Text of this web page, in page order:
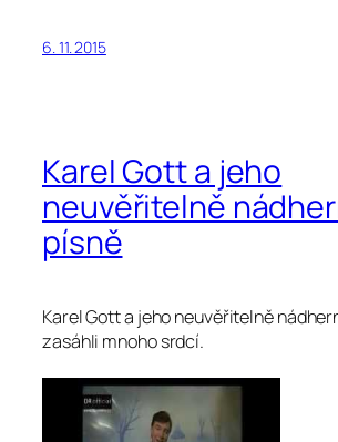
6. 11. 2015
Karel Gott a jeho
neuvěřitelně
písně
Karel Gott a jeho neuvěřitelně
zasáhli mnoho srdcí.